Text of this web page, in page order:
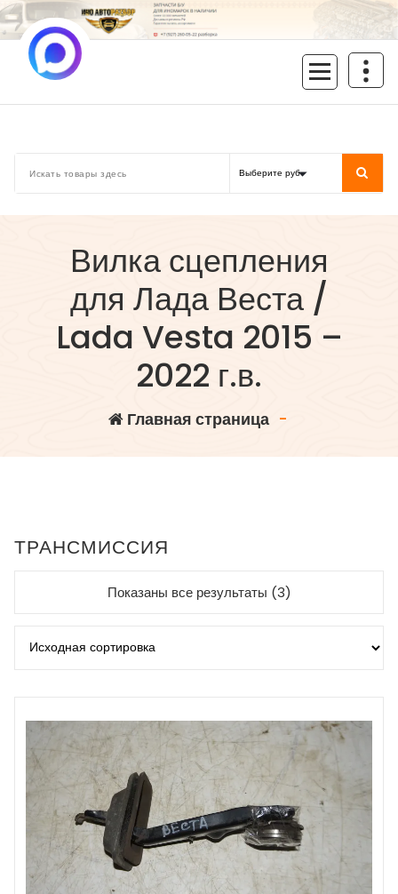
Перейти
к
содержимому
Вилка сцепления
для Лада Веста /
Lada Vesta 2015 –
2022 г.в.
Главная страница-
ТРАНСМИССИЯ
Показаны все результаты (3)